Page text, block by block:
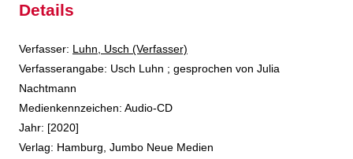
Details
Verfasser: Suche nach diesem Verfasser
Luhn, Usch (Verfasser)
Verfasserangabe: Usch Luhn ; gesprochen von Julia
Nachtmann
Medienkennzeichen: Audio-CD
Jahr: [2020]
Verlag: Hamburg, Jumbo Neue Medien